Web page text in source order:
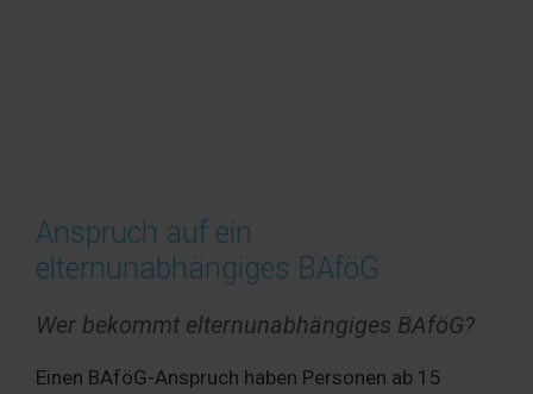
Anspruch auf ein
elternunabhängiges BAföG
Wer bekommt elternunabhängiges BAföG?
Einen BAföG-Anspruch haben Personen ab 15